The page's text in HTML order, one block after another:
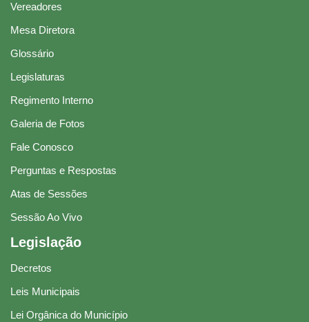
Vereadores
Mesa Diretora
Glossário
Legislaturas
Regimento Interno
Galeria de Fotos
Fale Conosco
Perguntas e Respostas
Atas de Sessões
Sessão Ao Vivo
Legislação
Decretos
Leis Municipais
Lei Orgânica do Município